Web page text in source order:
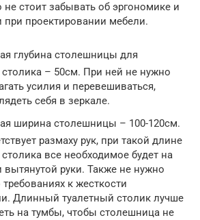
стоит забывать об эргономике и
при проектировании мебели.
глубина столешницы для
столика – 50см. При ней не нужно
усилия и перевешиваться,
себя в зеркале.
ширина столешницы – 100-120см.
размаху рук, при такой длине
столика все необходимое будет на
вытянутой руки. Также не нужно
к жесткости
Длинный туалетный столик лучше
на тумбы, чтобы столешница не